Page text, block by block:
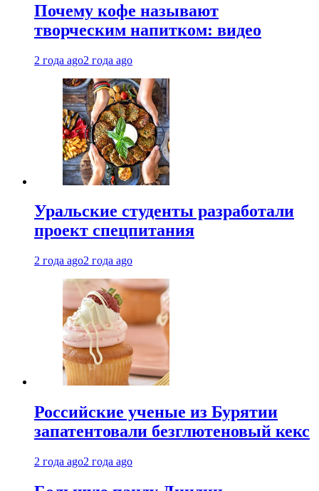
Почему кофе называют
творческим напитком: видео
2 года ago2 года ago
Уральские студенты разработали
проект спецпитания
2 года ago2 года ago
Российские ученые из Бурятии
запатентовали безглютеновый кекс
2 года ago2 года ago